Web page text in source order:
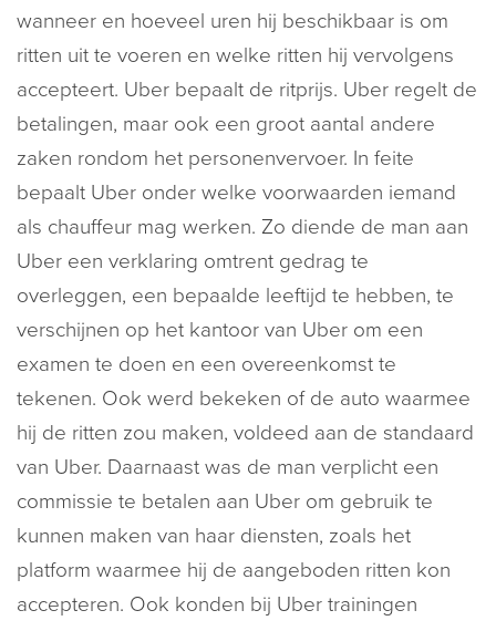
wanneer en hoeveel uren hij beschikbaar is om
ritten uit te voeren en welke ritten hij vervolgens
accepteert. Uber bepaalt de ritprijs. Uber regelt de
betalingen, maar ook een groot aantal andere
zaken rondom het personenvervoer. In feite
bepaalt Uber onder welke voorwaarden iemand
als chauffeur mag werken. Zo diende de man aan
Uber een verklaring omtrent gedrag te
overleggen, een bepaalde leeftijd te hebben, te
verschijnen op het kantoor van Uber om een
examen te doen en een overeenkomst te
tekenen. Ook werd bekeken of de auto waarmee
hij de ritten zou maken, voldeed aan de standaard
van Uber. Daarnaast was de man verplicht een
commissie te betalen aan Uber om gebruik te
kunnen maken van haar diensten, zoals het
platform waarmee hij de aangeboden ritten kon
accepteren. Ook konden bij Uber trainingen